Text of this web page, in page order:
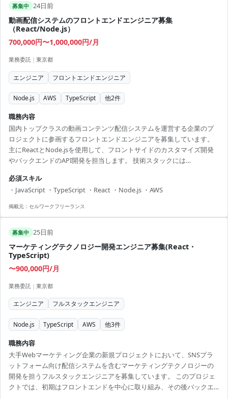
募集中 24日前
動画配信システムのフロントエンドエンジニア募集
（React/Node.js）
700,000円〜1,000,000円/月
業務委託 | 東京都
エンジニア フロントエンドエンジニア
Node.js AWS TypeScript 他2件
職務内容
国内トップクラスの動画コンテンツ配信システムを運営する企業のプ
ロジェクトに参画するフロントエンドエンジニアを募集しています。
主にReactとNode.jsを使用して、フロントサイドのカスタマイズ開発
やバックエンドのAPI開発を担当します。 技術スタックには
磨く絶好の機会です。 プロジェクトの進行や設計、実装からテストま
で幅広い役割を担い、チーム一丸となって成長できる環境です。 フロ
ントエンドエンジニアとしてキャリアを深めたい方に最適です。 【ア
必須スキル
・JavaScript ・TypeScript ・React ・Node.js ・AWS
掲載元： セルワークフリーランス
募集中 25日前
マーケティングテクノロジー開発エンジニア募集(React・
TypeScript)
〜900,000円/月
業務委託 | 東京都
エンジニア フルスタックエンジニア
Node.js TypeScript AWS 他3件
職務内容
大手Webマーケティング企業の新規プロジェクトにおいて、SNSプラ
ットフォーム向け配信システムを含むマーケティングテクノロジーの
開発を担うフルスタックエンジニアを募集しています。 このプロジェ
クトでは、初期はフロントエンドを中心に取り組み、その後バックエ